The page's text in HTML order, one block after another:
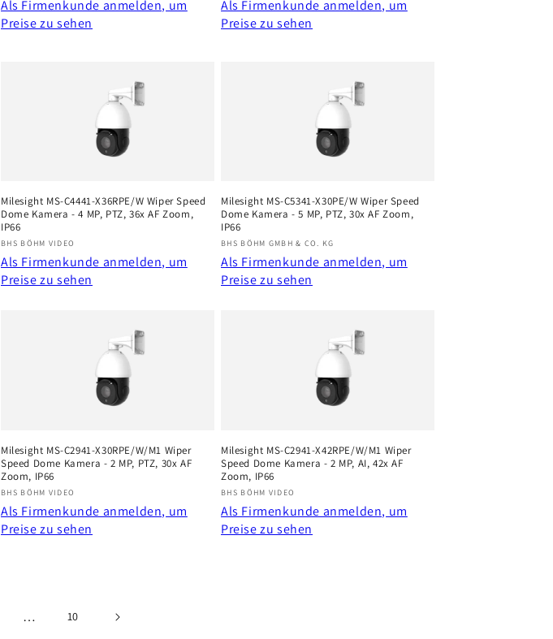
Als Firmenkunde anmelden, um
Preise zu sehen
Als Firmenkunde anmelden, um
Preise zu sehen
Milesight MS-C4441-X36RPE/W Wiper Speed
Dome Kamera - 4 MP, PTZ, 36x AF Zoom,
IP66
Anbieter:
BHS BÖHM VIDEO
Als Firmenkunde anmelden, um
Preise zu sehen
Milesight MS-C5341-X30PE/W Wiper Speed
Dome Kamera - 5 MP, PTZ, 30x AF Zoom,
IP66
Anbieter:
BHS BÖHM GMBH & CO. KG
Als Firmenkunde anmelden, um
Preise zu sehen
Milesight MS-C2941-X30RPE/W/M1 Wiper
Speed Dome Kamera - 2 MP, PTZ, 30x AF
Zoom, IP66
Anbieter:
BHS BÖHM VIDEO
Als Firmenkunde anmelden, um
Preise zu sehen
Milesight MS-C2941-X42RPE/W/M1 Wiper
Speed Dome Kamera - 2 MP, AI, 42x AF
Zoom, IP66
Anbieter:
BHS BÖHM VIDEO
Als Firmenkunde anmelden, um
Preise zu sehen
… 10